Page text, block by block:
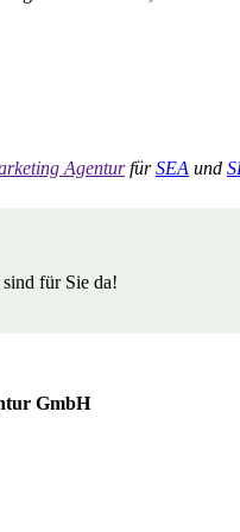
AgenturfürSEA und
für Sie da!
GmbH